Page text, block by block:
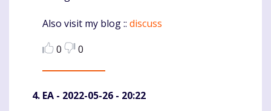
Also visit my blog :: discuss
0
0
EA - 2022-05-26 - 20:22